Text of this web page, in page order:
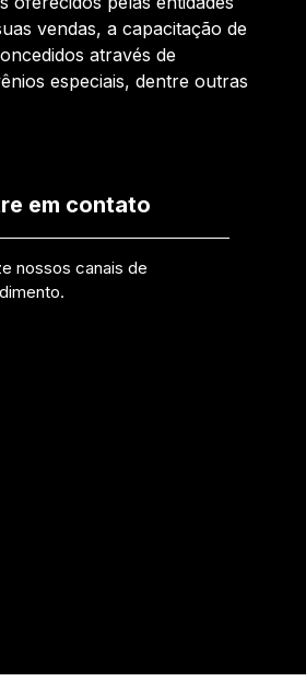
vendas, a capacitação de
através de
especiais, dentre outras
em contato
nossos canais de